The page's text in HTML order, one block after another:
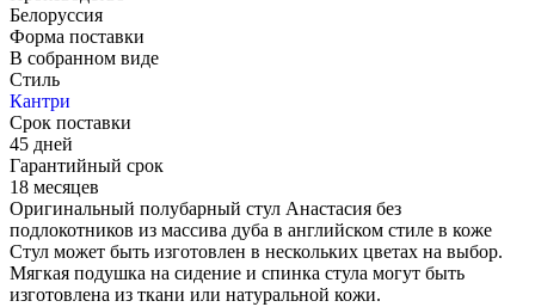
Белоруссия
Форма поставки
В собранном виде
Стиль
Кантри
Срок поставки
45 дней
Гарантийный срок
18 месяцев
Оригинальный полубарный стул Анастасия без
подлокотников из массива дуба в английском стиле в коже
Стул может быть изготовлен в нескольких цветах на выбор.
Мягкая подушка на сидение и спинка стула могут быть
изготовлена из ткани или натуральной кожи.